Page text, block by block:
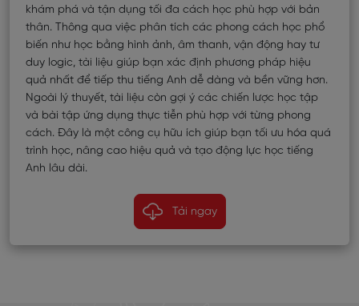
khám phá và tận dụng tối đa cách học phù hợp với bản
thân. Thông qua việc phân tích các phong cách học phổ
biến như học bằng hình ảnh, âm thanh, vận động hay tư
duy logic, tài liệu giúp bạn xác định phương pháp hiệu
quả nhất để tiếp thu tiếng Anh dễ dàng và bền vững hơn.
Ngoài lý thuyết, tài liệu còn gợi ý các chiến lược học tập
và bài tập ứng dụng thực tiễn phù hợp với từng phong
cách. Đây là một công cụ hữu ích giúp bạn tối ưu hóa quá
trình học, nâng cao hiệu quả và tạo động lực học tiếng
Anh lâu dài.
Tải ngay